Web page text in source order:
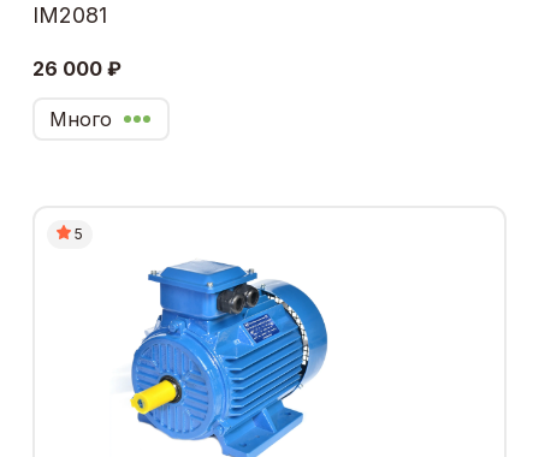
IM2081
26 000 ₽
Много
5